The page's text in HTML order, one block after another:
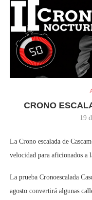
CRONO
19
La Crono escalada de
velocidad para aficionados a
La prueba Cronoescalada
agosto convertirá algunas